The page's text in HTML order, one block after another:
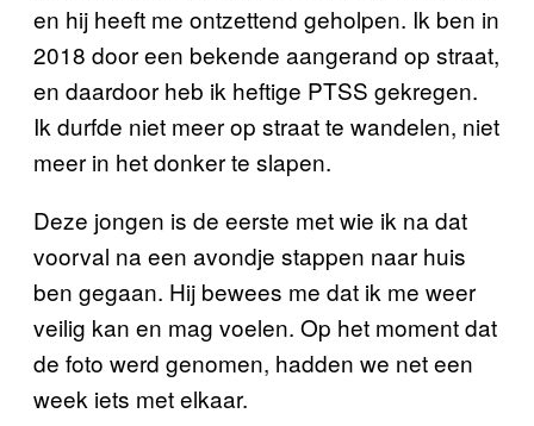
en hij heeft me ontzettend geholpen. Ik ben in
2018 door een bekende aangerand op straat,
en daardoor heb ik heftige PTSS gekregen.
Ik durfde niet meer op straat te wandelen, niet
meer in het donker te slapen.
Deze jongen is de eerste met wie ik na dat
voorval na een avondje stappen naar huis
ben gegaan. Hij bewees me dat ik me weer
veilig kan en mag voelen. Op het moment dat
de foto werd genomen, hadden we net een
week iets met elkaar.